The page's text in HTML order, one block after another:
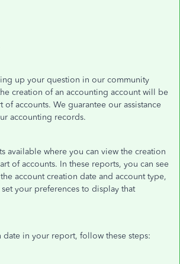
up your question in our community
creation of an accounting account will be
of accounts. We guarantee our assistance
accounting records.
available where you can view the creation
of accounts. In these reports, you can see
account creation date and account type,
your preferences to display that
date in your report, follow these steps: